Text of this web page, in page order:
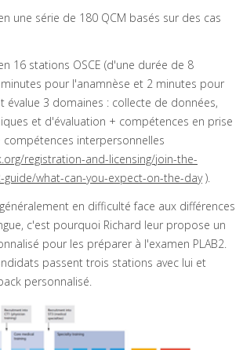
une série de 180 QCM basés sur des cas
16 stations OSCE (d'une durée de 8
pour l'anamnèse et 2 minutes pour
évalue 3 domaines : collecte de données,
et d'évaluation + compétences en prise
compétences interpersonnelles
registration-and-licensing/join-the-
what-can-you-expect-on-the-day).
en difficulté face aux différences
c'est pourquoi Richard leur propose un
pour les préparer à l'examen PLAB2.
passent trois stations avec lui et
personnalisé.